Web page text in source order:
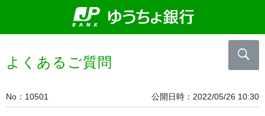
よくあるご質問
No 10501 公開日時 2022/05/26 10:30